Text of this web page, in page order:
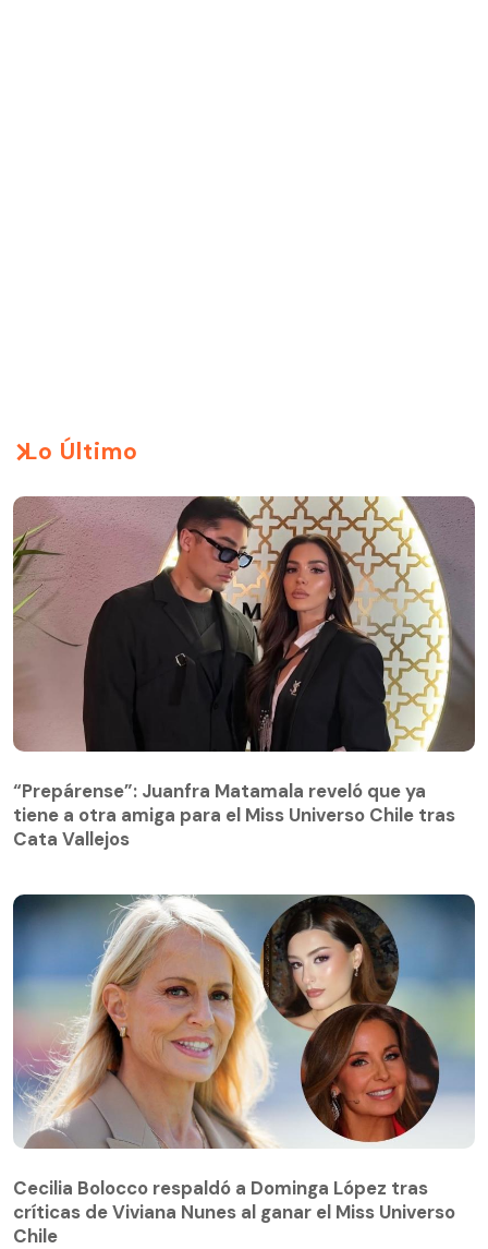
Lo Último
“Prepárense”: Juanfra Matamala reveló que ya
tiene a otra amiga para el Miss Universo Chile tras
Cata Vallejos
críticas de Viviana Nunes al ganar el Miss Universo
Chile
Cecilia Bolocco respaldó a Dominga López tras
críticas de Viviana Nunes al ganar el Miss Universo
Chile